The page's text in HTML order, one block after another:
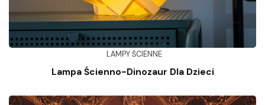
LAMPY ŚCIENNE
Lampa Ścienno-Dinozaur Dla Dzieci